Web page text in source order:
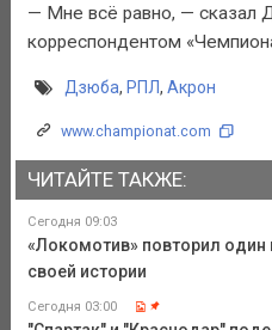
— Мне всё равно, — сказал
корреспондентом
Дзюба, РПЛ, Акрон
www.championat.com
ЧИТАЙТЕ ТАКЖЕ:
Сегодня 09:03
«Локомотив» повторил один
своей истории
Сегодня 03:00